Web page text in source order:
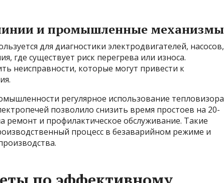
и промышленные механизмы
для диагностики электродвигателей, насосов,
где существует риск перегрева или износа.
неисправности, которые могут привести к
регулярное использование тепловизора
позволило снизить время простоев на 20-
ремонт и профилактическое обслуживание. Такие
процесс в безаварийном режиме и